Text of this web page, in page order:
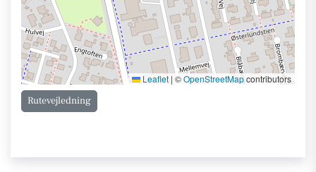
Leaflet | ©OpenStreetMapcontributors
Rutevejledning